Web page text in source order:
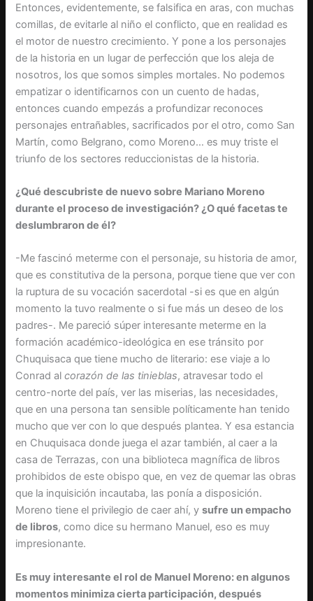
Entonces, evidentemente, se falsifica en aras, con muchas
comillas, de evitarle al niño el conflicto, que en realidad es
el motor de nuestro crecimiento. Y pone a los personajes
de la historia en un lugar de perfección que los aleja de
nosotros, los que somos simples mortales. No podemos
empatizar o identificarnos con un cuento de hadas,
entonces cuando empezás a profundizar reconoces
personajes entrañables, sacrificados por el otro, como San
Martín, como Belgrano, como Moreno… es muy triste el
triunfo de los sectores reduccionistas de la historia.
¿Qué descubriste de nuevo sobre Mariano Moreno
durante el proceso de investigación? ¿O qué facetas te
deslumbraron de él?
-Me fascinó meterme con el personaje, su historia de amor,
que es constitutiva de la persona, porque tiene que ver con
la ruptura de su vocación sacerdotal -si es que en algún
momento la tuvo realmente o si fue más un deseo de los
padres-. Me pareció súper interesante meterme en la
formación académico-ideológica en ese tránsito por
Chuquisaca que tiene mucho de literario: ese viaje a lo
Conrad alcorazón de las tinieblas, atravesar todo el
centro-norte del país, ver las miserias, las necesidades,
que en una persona tan sensible políticamente han tenido
mucho que ver con lo que después plantea. Y esa estancia
en Chuquisaca donde juega el azar también, al caer a la
casa de Terrazas, con una biblioteca magnífica de libros
prohibidos de este obispo que, en vez de quemar las obras
que la inquisición incautaba, las ponía a disposición.
Moreno tiene el privilegio de caer ahí, ysufre un empacho
de libros, como dice su hermano Manuel, eso es muy
impresionante.
Es muy interesante el rol de Manuel Moreno: en algunos
momentos minimiza cierta participación, después